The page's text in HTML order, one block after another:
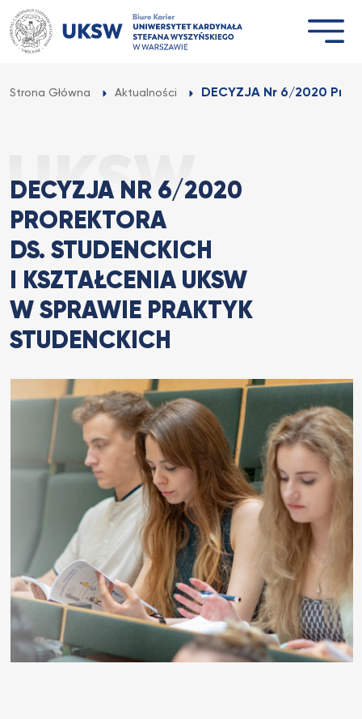
Przejdź
do
treści
Strona Główna Aktualności DECYZJA Nr 6/2020
DECYZJA NR 6/2020
PROREKTORA
DS. STUDENCKICH
I KSZTAŁCENIA UKSW
W SPRAWIE PRAKTYK
STUDENCKICH